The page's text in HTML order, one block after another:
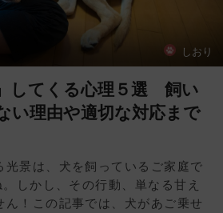
しおり
してくる心理５選 飼い
い理由や適切な対応まで
光景は、犬を飼っているご家庭で
しかし、その行動、単なる甘え
ん！この記事では、犬があご乗せ